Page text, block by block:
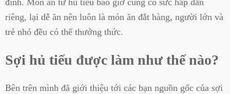
riêng, lại dễ ăn nên luôn là món ăn đắt hàng, người lớn và
trẻ nhỏ đều có thể thưởng thức.
Sợi hủ tiếu được làm như thế nào?
Bên trên mình đã giới thiệu tới các bạn nguồn gốc của sợi